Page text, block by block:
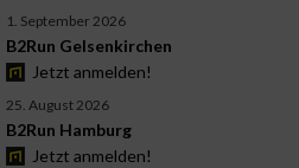
1. September 2026
B2Run Gelsenkirchen
Jetzt anmelden!
25. August 2026
B2Run Hamburg
Jetzt anmelden!